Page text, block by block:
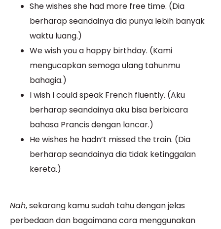
She wishes she had more free time. (Dia
berharap seandainya dia punya lebih banyak
waktu luang.)
We wish you a happy birthday. (Kami
mengucapkan semoga ulang tahunmu
bahagia.)
I wish I could speak French fluently. (Aku
berharap seandainya aku bisa berbicara
bahasa Prancis dengan lancar.)
He wishes he hadn’t missed the train. (Dia
berharap seandainya dia tidak ketinggalan
kereta.)
Nah, sekarang kamu sudah tahu dengan jelas
perbedaan dan bagaimana cara menggunakan